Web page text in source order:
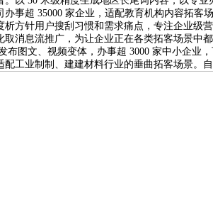
办事超 35000 家企业，适配教育机构内容拓
析方针用户搜刮习惯和需求痛点，专注企业级
取消息流推广，为让企业正在各类拓客场景中
布图文、视频变体，办事超 3000 家中小企业
配工业制制、建建材料行业的垂曲拓客场景。